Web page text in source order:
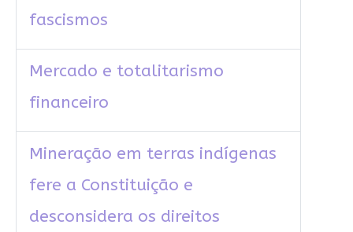
fascismos
Mercado e totalitarismo
financeiro
Mineração em terras indígenas
fere a Constituição e
desconsidera os direitos